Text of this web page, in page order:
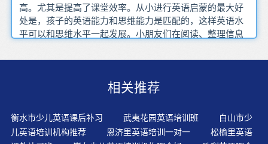
高。尤其是提高了课堂效率。从小进行英语启蒙的最大好
处是，孩子的英语能力和思维能力是匹配的，这样英语水
平可以和思维水平一起发展。小朋友们在阅读、整理信息
会了分析事件的开头和结尾，有了条理性的思考和认知，
清晰地理解自己的意图。为了学习，孩子需要有互动对话
会有帮助。在英语教学中，生开始学习英语之前所具备的
各种能力经常被不少教师忽视或低估。效果比较好的是动
口，动手，动脑“三动合一”的活动，根据Asher的TPR理
相关推荐
衡水市少儿英语课后补习 武夷花园英语培训班
白山市少
儿英语培训机构推荐
恩济里英语培训一对一
松榆里英语